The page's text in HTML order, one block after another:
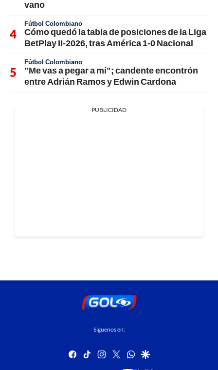
vano
Fútbol Colombiano
Cómo quedó la tabla de posiciones de la Liga
BetPlay II-2026, tras América 1-0 Nacional
Fútbol Colombiano
"Me vas a pegar a mí"; candente encontrón
entre Adrián Ramos y Edwin Cardona
PUBLICIDAD
Síguenos en:
facebook
tiktok instagram
twitterwhatsapp
google